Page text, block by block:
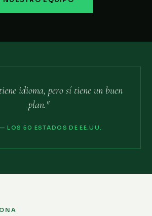
idioma, pero sí tiene un buen
plan."
LOS 50 ESTADOS DE EE.UU.